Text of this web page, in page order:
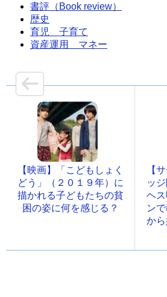
書評（Book review）
歴史
育児 子育て
資産運用 マネー
【映画】「こどもしょく
どう」（２０１９年）に
描かれる子どもたちの貧
困の姿に何を感じる？
【
ッ
ヘ
ン
か